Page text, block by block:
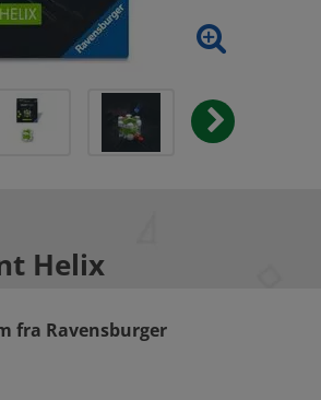
Helix
fra Ravensburger